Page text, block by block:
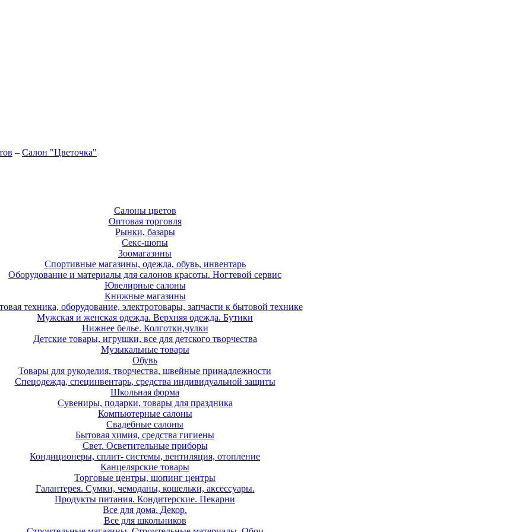
– Салон "Цветочка"
Салоны цветов
Оптовая торговля
Рынки, базары
Секс-шопы
Зоомагазины
Спортивные магазины, одежда, обувь, инвентарь
Оборудование и материалы для салонов красоты. Ногтевой сервис
Ювелирные салоны
Книжные магазины
техника, оборудование, электротовары, запчасти к бытовой технике
Мужская и женская одежда. Верхняя одежда. Бутики
Нижнее белье. Колготки,чулки
Детские товары, игрушки, все для детского творчества
Музыкальные товары
Обувь
Товары для рукоделия, творчества, швейные принадлежности
Спецодежда, специнвентарь, средства индивидуальной защиты
Школьная форма
Сувениры, подарки, товары для праздника
Компьютерные салоны
Свадебные салоны
Бытовая химия, средства гигиены
Свет. Осветительные приборы
Кондиционеры, сплит- системы, вентиляция, отопление
Канцелярские товары
Торговые центры, шопинг центры
Галантерея. Сумки, чемоданы, кошельки, аксессуары.
Продукты питания. Кондитерские. Пекарни
Все для дома. Декор.
Все для школьников